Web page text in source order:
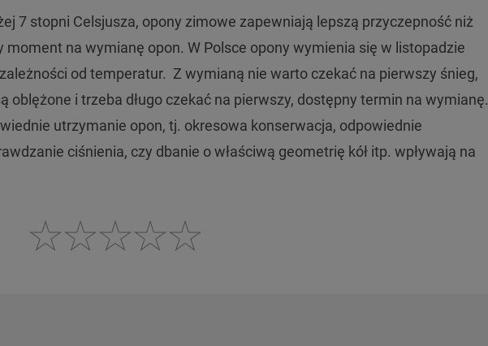
7 stopni Celsjusza, opony zimowe zapewniają lepszą przyczepność niż
na wymianę opon. W Polsce opony wymienia się w listopadzie
od temperatur. Z wymianą nie warto czekać na pierwszy śnieg,
oblężone i trzeba długo czekać na pierwszy, dostępny termin na wymianę.
utrzymanie opon, tj. okresowa konserwacja, odpowiednie
ciśnienia, czy dbanie o właściwą geometrię kół itp. wpływają na